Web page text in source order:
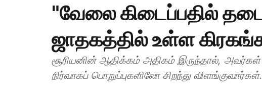
"வேலை கிடைப்பதில்
ஜாதகத்தில் உள்ள
சூரியனின் ஆதிக்கம் அதிகம் இருந்தால்,
நிர்வாகப் பொறுப்புகளிலோ சிறந்து விளங்குவார்கள்.